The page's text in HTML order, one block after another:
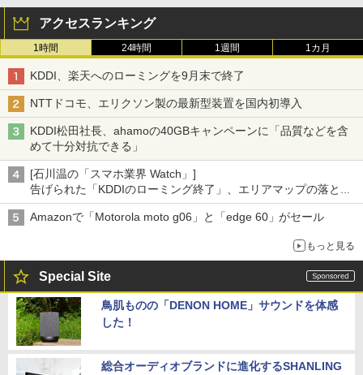
アクセスランキング
1時間 24時間 1週間 1カ月
KDDI、楽天へのローミングを9月末で終了
NTTドコモ、エリクソン製の最新型装置を国内初導入
KDDI松田社長、ahamoの40GBキャンペーンに「品質などを含
めて十分対抗できる」
[石川温の「スマホ業界 Watch」]
告げられた「KDDIのローミング終了」、エリアマップの落とし
穴と楽天モバイルの課題
Amazonで「Motorola moto g06」と「edge 60」がセール
もっと見る
Special Site
鳥肌ものの「DENON HOME」サウンドを体感
した！
総合オーディオブランドに進化するSHANLING